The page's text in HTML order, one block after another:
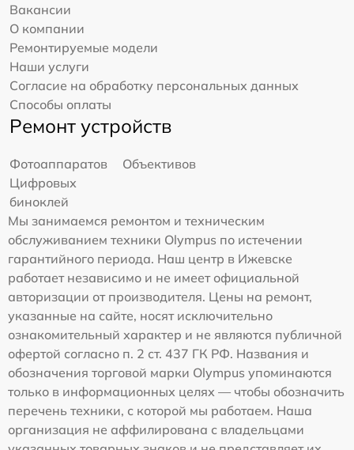
Вакансии
О компании
Ремонтируемые модели
Наши услуги
Согласие на обработку персональных данных
Способы оплаты
Ремонт устройств
Фотоаппаратов
Объективов
Цифровых
биноклей
Мы занимаемся ремонтом и техническим
обслуживанием техники Olympus по истечении
гарантийного периода. Наш центр в Ижевске
работает независимо и не имеет официальной
авторизации от производителя. Цены на ремонт,
указанные на сайте, носят исключительно
ознакомительный характер и не являются публичной
офертой согласно п. 2 ст. 437 ГК РФ. Названия и
обозначения торговой марки Olympus упоминаются
только в информационных целях — чтобы обозначить
перечень техники, с которой мы работаем. Наша
организация не аффилирована с владельцами